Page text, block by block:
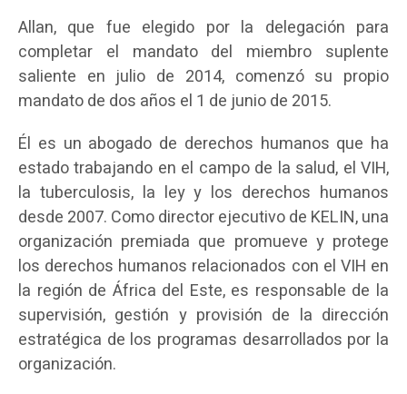
Allan, que fue elegido por la delegación para
completar el mandato del miembro suplente
saliente en julio de 2014, comenzó su propio
mandato de dos años el 1 de junio de 2015.
Él es un abogado de derechos humanos que ha
estado trabajando en el campo de la salud, el VIH,
la tuberculosis, la ley y los derechos humanos
desde 2007. Como director ejecutivo de KELIN, una
organización premiada que promueve y protege
los derechos humanos relacionados con el VIH en
la región de África del Este, es responsable de la
supervisión, gestión y provisión de la dirección
estratégica de los programas desarrollados por la
organización.